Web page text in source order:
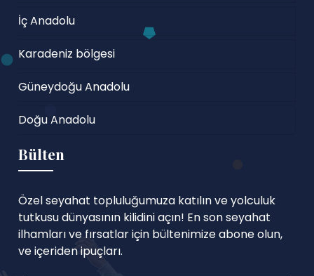
İç Anadolu
Karadeniz bölgesi
Güneydoğu Anadolu
Doğu Anadolu
Bülten
Özel seyahat topluluğumuza katılın ve yolculuk
tutkusu dünyasının kilidini açın! En son seyahat
ilhamları ve fırsatlar için bültenimize abone olun,
ve içeriden ipuçları.